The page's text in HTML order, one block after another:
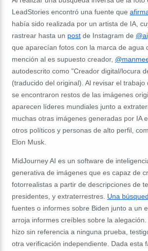
LeadStories encontró una fuente que
había sido realizada por un artista de IA,
rastrear hasta un post de Instagram de
que aparecían fotos con la marca de agua
mención al es supuesto creador,
autodescrito como "Creador digital/locura
(traducido del original). Al revisar el trabajo
se encontraron restos de las imágenes
aparecen líderes mundiales junto a
muchas otras imágenes generadas por IA
otros políticos y personas de alto perfil,
Elon Musk.
MidJourney AI es un software de
generativa de imágenes que es capaz de
fotorrealistas a partir de descripciones de
presidentes, y extraterrestres. Una
fuentes o informes sobre Biden junto a un
arroja informes creíbles sobre la
hizo sin referencia a ninguna prueba,
otra verificación independiente. Dada esta